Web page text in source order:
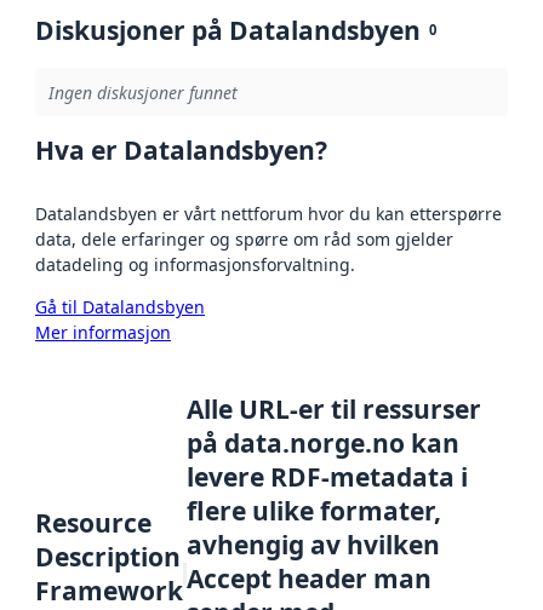
Diskusjoner på Datalandsbyen 0
Ingen diskusjoner funnet
Hva er Datalandsbyen?
Datalandsbyen er vårt nettforum hvor du kan etterspørre
data, dele erfaringer og spørre om råd som gjelder
datadeling og informasjonsforvaltning.
Gå til Datalandsbyen
Mer informasjon
Resource
Description
Framework
Alle URL-er til ressurser
på data.norge.no kan
levere RDF-metadata i
flere ulike formater,
avhengig av hvilken
Accept header man